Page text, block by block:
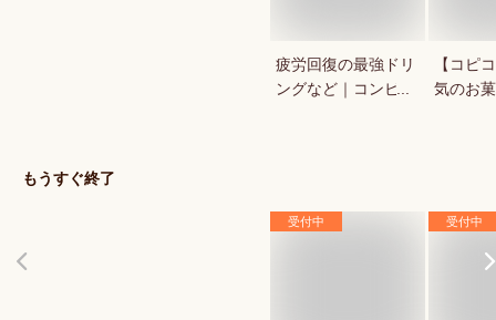
疲労回復の最強ドリ
ングなど｜コンビ
【コピ
気のお
もうすぐ終了
受付中 受付中